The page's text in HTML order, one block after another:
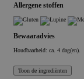
Allergene stoffen
Bewaaradvies
Houdbaarheid: ca. 4 dag(en).